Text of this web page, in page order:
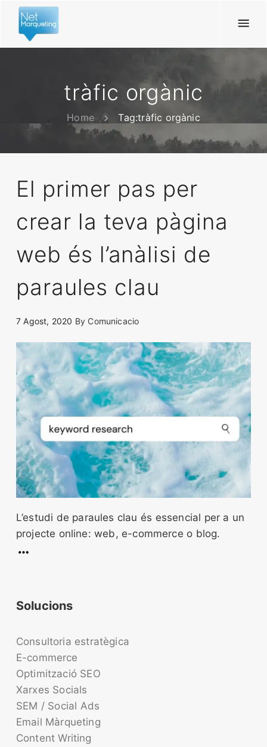
tràfic orgànic
Home Tag:tràfic orgànic
El primer pas per
crear la teva pàgina
web és l’anàlisi de
paraules clau
7 Agost, 2020 By Comunicacio
L’estudi de paraules clau és essencial per a un
projecte online: web, e-commerce o blog.
Solucions
Consultoria estratègica
E-commerce
Optimització SEO
Xarxes Socials
SEM / Social Ads
Email Màrqueting
Content Writing